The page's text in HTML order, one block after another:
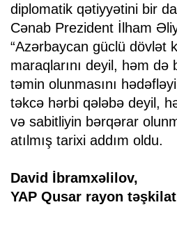
diplomatik qətiyyətini bir
Cənab Prezident İlham
“Azərbaycan güclü dövlət
maraqlarını deyil, həm də
təmin olunmasını
təkcə hərbi qələbə deyil,
və sabitliyin bərqərar
atılmış tarixi addım oldu.
David İbramxəlilov,
YAP Qusar rayon